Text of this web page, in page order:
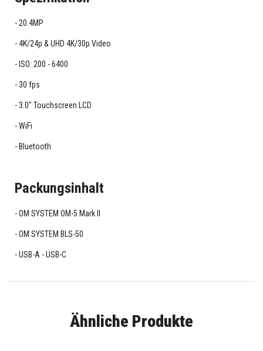
20.4MP
4K/24p & UHD 4K/30p Video
ISO: 200 - 6400
30 fps
3.0" Touchscreen LCD
WiFi
Bluetooth
Packungsinhalt
OM SYSTEM OM-5 Mark II
OM SYSTEM BLS-50
USB-A - USB-C
Ähnliche Produkte